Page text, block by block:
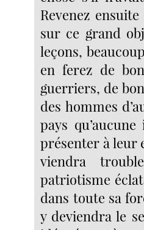
Revenez
sur ce grand
leçons,
en ferez de
guerriers, de
des hommes
pays
présenter à leur
viendra
patriotisme
dans toute sa
y deviendra le